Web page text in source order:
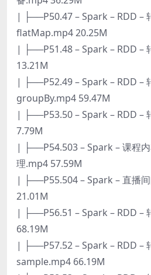
| ├──P50.47 – Spark – RDD –
flatMap.mp4 20.25M
| ├──P51.48 – Spark – RDD –
13.21M
| ├──P52.49 – Spark – RDD –
groupBy.mp4 59.47M
| ├──P53.50 – Spark – RDD –
7.79M
| ├──P54.503 – Spark – 课程
理.mp4 57.59M
| ├──P55.504 – Spark – 直播
21.01M
| ├──P56.51 – Spark – RDD –
68.19M
| ├──P57.52 – Spark – RDD –
sample.mp4 66.19M